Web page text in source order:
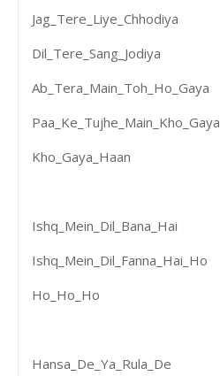
Jag_Tere_Liye_Chhodiya
Dil_Tere_Sang_Jodiya
Ab_Tera_Main_Toh_Ho_Gaya
Paa_Ke_Tujhe_Main_Kho_Gaya
Kho_Gaya_Haan
Ishq_Mein_Dil_Bana_Hai
Ishq_Mein_Dil_Fanna_Hai_Ho
Ho_Ho_Ho
Hansa_De_Ya_Rula_De